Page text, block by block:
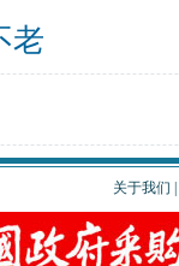
老
关于我们